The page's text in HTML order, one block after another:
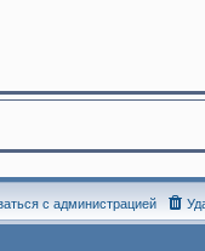
с администрацией